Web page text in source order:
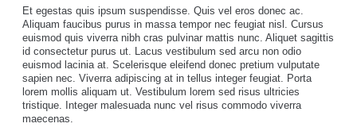
Et egestas quis ipsum suspendisse. Quis vel eros donec ac.
Aliquam faucibus purus in massa tempor nec feugiat nisl. Cursus
euismod quis viverra nibh cras pulvinar mattis nunc. Aliquet sagittis
id consectetur purus ut. Lacus vestibulum sed arcu non odio
euismod lacinia at. Scelerisque eleifend donec pretium vulputate
sapien nec. Viverra adipiscing at in tellus integer feugiat. Porta
lorem mollis aliquam ut. Vestibulum lorem sed risus ultricies
tristique. Integer malesuada nunc vel risus commodo viverra
maecenas.